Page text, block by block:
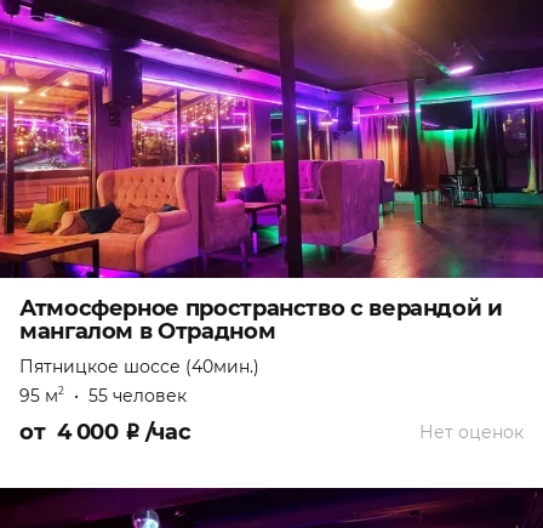
Атмосферное пространство с верандой и
мангалом в Отрадном
Пятницкое шоссе (40мин.)
95 м2 • 55 человек
Нет оценок
от 4 000 ₽ /час